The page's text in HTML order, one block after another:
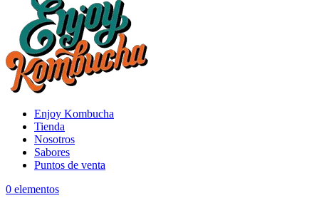
Enjoy Kombucha
Tienda
Nosotros
Sabores
Puntos de venta
0 elementos